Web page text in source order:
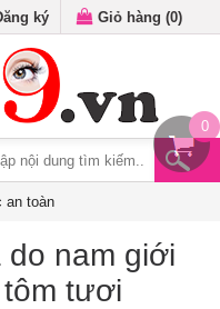
0
ký Giỏ hàng (0)
an toàn
do nam giới
tươi